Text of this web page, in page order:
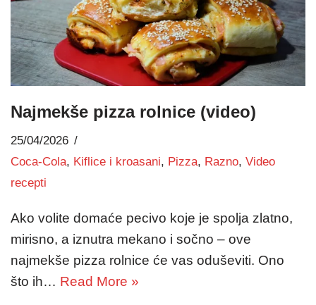
Najmekše pizza rolnice (video)
25/04/2026
Coca-Cola, Kiflice i kroasani, Pizza, Razno, Video
recepti
Ako volite domaće pecivo koje je spolja zlatno,
mirisno, a iznutra mekano i sočno – ove
najmekše pizza rolnice će vas oduševiti. Ono
što ih… Read More »